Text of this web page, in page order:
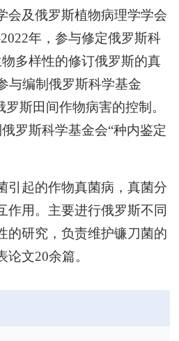
会及俄罗斯植物病理学学会
年，参与修定俄罗斯科
多样性的修订俄罗斯的真
与编制俄罗斯科学基金
斯田间作物病害的控制。
罗斯科学基金会“种内鉴定
引起的作物真菌病，真菌分
作用。主要进行俄罗斯不同
的研究，负责维护镰刀菌的
文20余篇。